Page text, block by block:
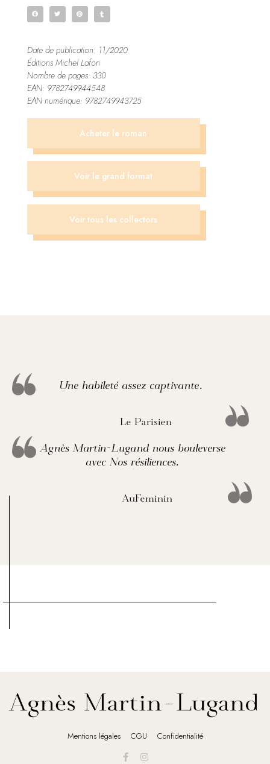
Date de publication: 11/2020
Éditions Michel Lafon
Nombre de pages: 330
EAN: 9782749944548
EAN numérique: 9782749943725
Acheter le roman
Voir le grand format
Voir tous les collectors
Une habileté assez captivante.
Le Parisien
Agnès Martin-Lugand nous bouleverse
avec Nos résiliences.
AuFeminin
Mentions légales CGU Confidentialité